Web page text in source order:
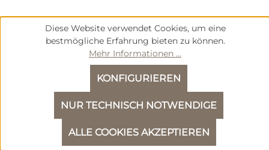
Diese Website verwendet Cookies, um eine
bestmögliche Erfahrung bieten zu können.
Mehr Informationen ...
NUR TECHNISCH NOTWENDIGE
KONFIGURIEREN
ALLE COOKIES AKZEPTIEREN